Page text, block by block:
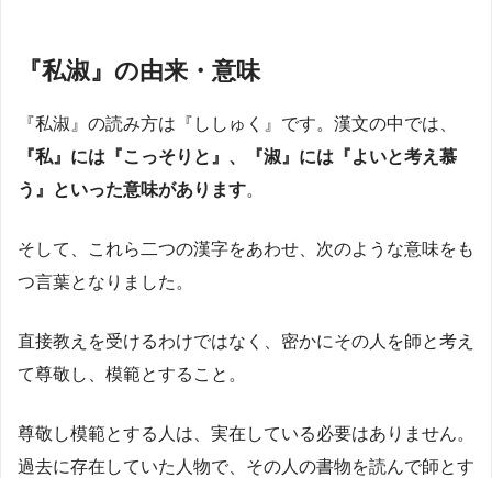
『私淑』の由来・意味
『私淑』の読み方は『ししゅく』です。漢文の中では、
『私』には『こっそりと』、『淑』には『よいと考え慕
う』といった意味があります。
そして、これら二つの漢字をあわせ、次のような意味をも
つ言葉となりました。
直接教えを受けるわけではなく、密かにその人を師と考え
て尊敬し、模範とすること。
尊敬し模範とする人は、実在している必要はありません。
過去に存在していた人物で、その人の書物を読んで師とす